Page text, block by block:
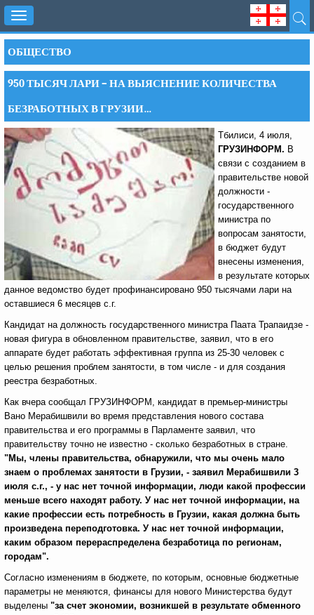
Toggle
navigation
ОБЩЕСТВО
950 ТЫСЯЧ ЛАРИ – НА ВЫЯСНЕНИЕ КОЛИЧЕСТВА
БЕЗРАБОТНЫХ В ГРУЗИИ…
Тбилиси, 4 июля,
ГРУЗИНФОРМ. В
связи с созданием в
правительстве новой
должности -
государственного
министра по
вопросам занятости,
в бюджет будут
внесены изменения,
в результате которых
данное ведомство будет профинансировано 950 тысячами лари на
оставшиеся 6 месяцев с.г.
Кандидат на должность государственного министра Паата Трапаидзе -
новая фигура в обновленном правительстве, заявил, что в его
аппарате будет работать эффективная группа из 25-30 человек с
целью решения проблем занятости, в том числе - и для создания
реестра безработных.
Как вчера сообщал ГРУЗИНФОРМ, кандидат в премьер-министры
Вано Мерабишвили во время представления нового состава
правительства и его программы в Парламенте заявил, что
правительству точно не известно - сколько безработных в стране.
"Мы, члены правительства, обнаружили, что мы очень мало
знаем о проблемах занятости в Грузии, - заявил Мерабишвили 3
июля с.г., - у нас нет точной информации, люди какой профессии
меньше всего находят работу. У нас нет точной информации, на
какие профессии есть потребность в Грузии, какая должна быть
произведена переподготовка. У нас нет точной информации,
каким образом перераспределена безработица по регионам,
городам".
Согласно изменениям в бюджете, по которым, основные бюджетные
параметры не меняются, финансы для нового Министерства будут
выделены "за счет экономии, возникшей в результате обменного